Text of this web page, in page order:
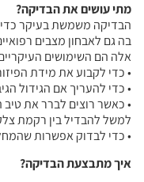
מתי עושים את הבדיקה?
הבדיקה משמשת בעיקר כדי
בה גם לאבחון מצבים
אלה הם השימושים
• כדי לקבוע את מידת
• כדי להעריך אם הגידול
• כאשר רוצים לברר את
למשל להבדיל בין רקמת
• כדי לבדוק אפשרות
איך מתבצעת הבדיקה?